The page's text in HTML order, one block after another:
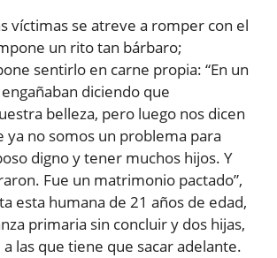
víctimas se atreve a romper con el
un rito tan bárbaro;
sentirlo en carne propia: “En un
diciendo que
belleza, pero luego nos dicen
ya no somos un problema para
digno y tener muchos hijos. Y
Fue un matrimonio pactado”,
esta humana de 21 años de edad,
primaria sin concluir y dos hijas,
a las que tiene que sacar adelante.